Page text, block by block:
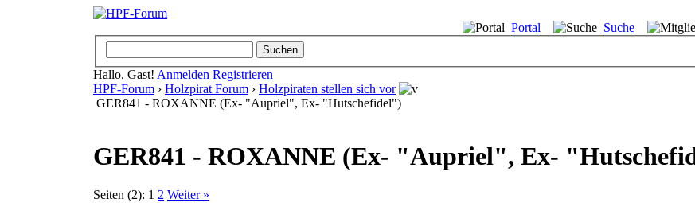
Portal Suche
Hallo, Gast! Anmelden Registrieren
HPF-Forum › Holzpirat Forum › Holzpiraten stellen sich vor
GER841 - ROXANNE (Ex- "Aupriel", Ex- "Hutschefidel")
GER841 - ROXANNE (Ex- "Aupriel", Ex-
Seiten (2): 1 2 Weiter »